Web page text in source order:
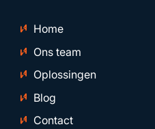
Home
Ons team
Oplossingen
Blog
Contact